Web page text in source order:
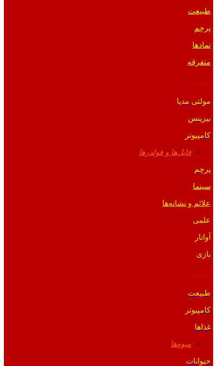
طبیعت
پرچم
نمادها
متفرقه
مولتی مدیا
بیزینس
کامپیوتر
فایل‌ها و فولدرها
پرچم
سینما
علائم و نشانه‌ها
علمی
آواتار
بازی
طبیعت
کامپیوتر
غذاها
میوه‌ها
حیوانات